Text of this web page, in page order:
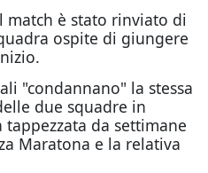
match è stato rinviato di
ospite di giungere
"condannano" la stessa
due squadre in
da settimane
Maratona e la relativa